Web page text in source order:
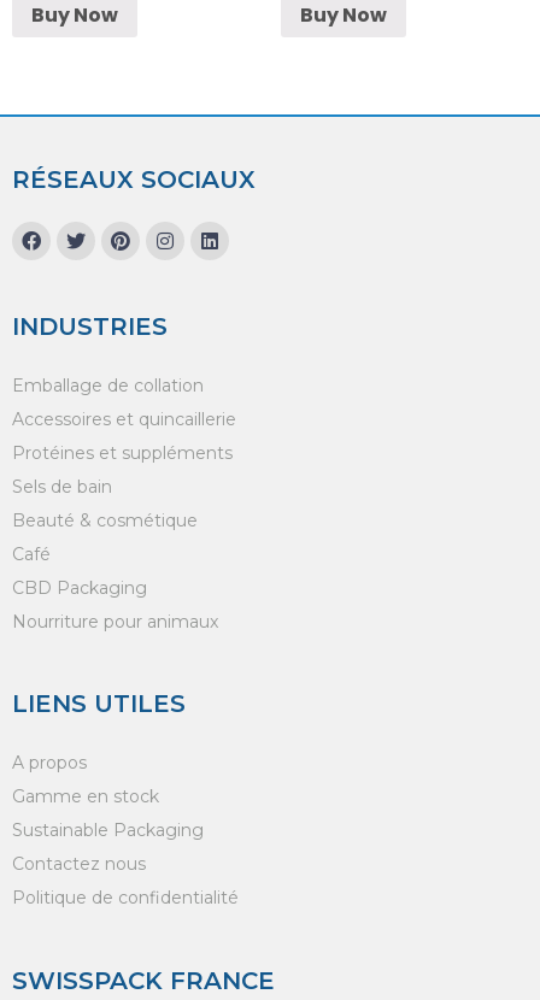
Buy Now Buy Now
RÉSEAUX SOCIAUX
INDUSTRIES
Emballage de collation
Accessoires et quincaillerie
Protéines et suppléments
Sels de bain
Beauté & cosmétique
Café
CBD Packaging
Nourriture pour animaux
LIENS UTILES
A propos
Gamme en stock
Sustainable Packaging
Contactez nous
Politique de confidentialité
SWISSPACK FRANCE